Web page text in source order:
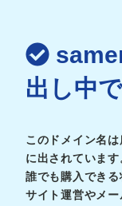
出し中
このドメイン名は
に出されています
誰でも購入でき
サイト運営やメ